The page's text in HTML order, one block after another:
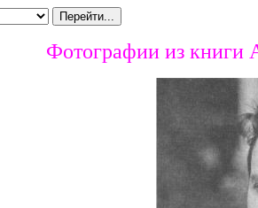
Фотографии из книги